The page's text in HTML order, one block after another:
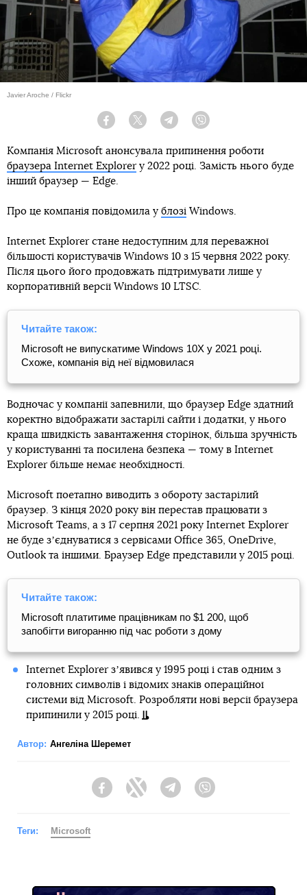
Javier Aroche / Flickr
Facebook Twitter Telegram
Компанія Microsoft анонсувала припинення роботи
браузера Internet Explorerу 2022 році. Замість нього буде
інший браузер — Edge.
Про це компанія повідомила у блозі Windows.
Internet Explorer стане недоступним для переважної
більшості користувачів Windows 10 з 15 червня 2022 року.
Після цього його продовжать підтримувати лише у
корпоративній версії Windows 10 LTSC.
Читайте також:
Microsoft не випускатиме Windows 10X у 2021 році.
Схоже, компанія від неї відмовилася
Водночас у компанії запевнили, що браузер Edge здатний
коректно відображати застарілі сайти і додатки, у нього
краща швидкість завантаження сторінок, більша зручність
у користуванні та посилена безпека — тому в Internet
Explorer більше немає необхідності.
Microsoft поетапно виводить з обороту застарілий
браузер. З кінця 2020 року він перестав працювати з
Microsoft Teams, а з 17 серпня 2021 року Internet Explorer
не буде зʼєднуватися з сервісами Office 365, OneDrive,
Outlook та іншими. Браузер Edge представили у 2015 році.
Читайте також:
Microsoft платитиме працівникам по $1 200, щоб
запобігти вигоранню під час роботи з дому
Internet Explorer зʼявився у 1995 році і став одним з
головних символів і відомих знаків операційної
системи від Microsoft. Розробляти нові версії браузера
припинили у 2015 році.
Автор: Ангеліна Шеремет
FacebookTwitter Telegram
Теги: Microsoft